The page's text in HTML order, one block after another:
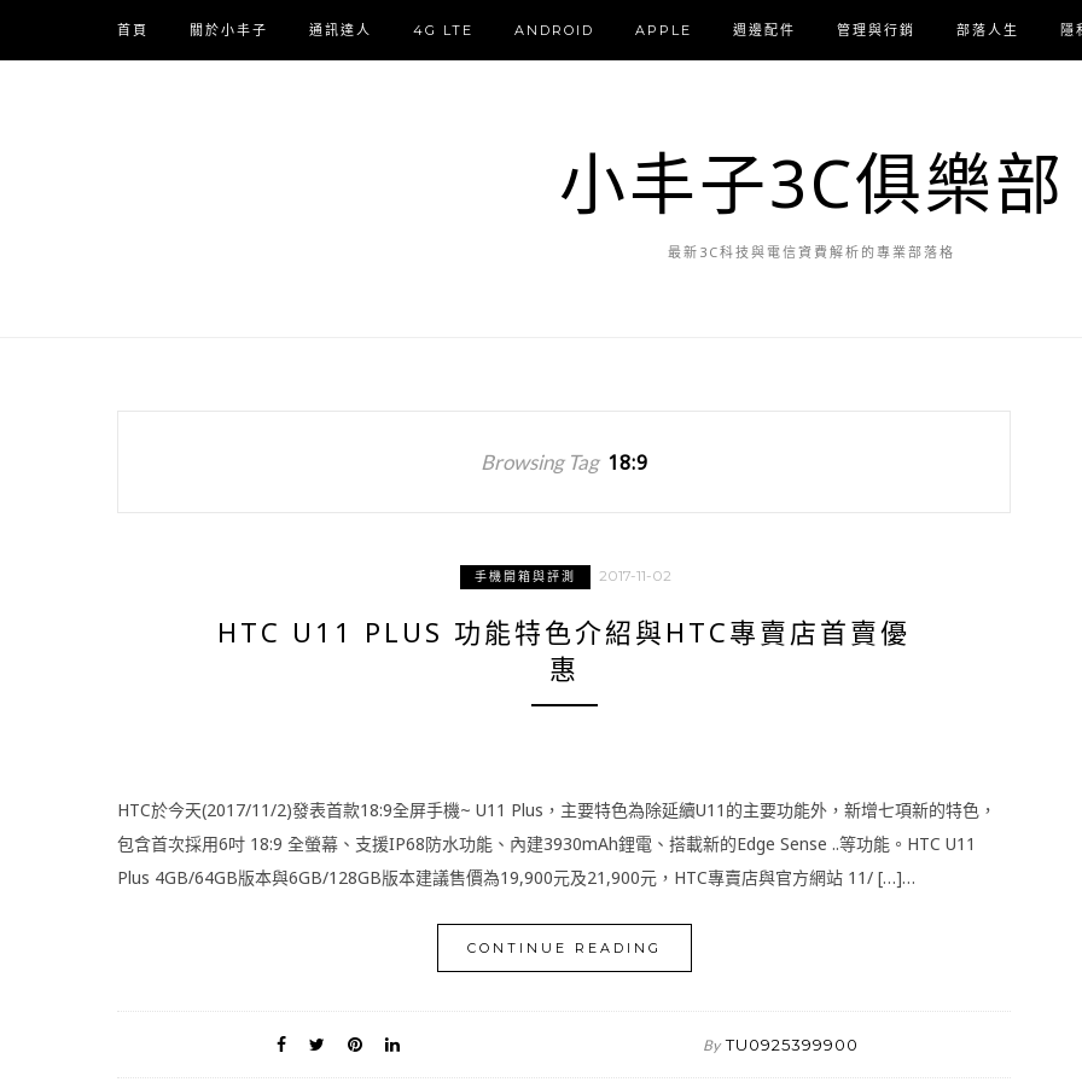
首頁 關於小丰子 通訊達人 4G LTE ANDROID APPLE 週邊配件 管理與行銷 部落人生 隱
小丰子3C俱樂部
最新3C科技與電信資費解析的專業部落格
Browsing Tag 18:9
手機開箱與評測 2017-11-02
HTC U11 PLUS 功能特色介紹與HTC專賣店首賣優
惠
HTC於今天(2017/11/2)發表首款18:9全屏手機~ U11 Plus，主要特色為除延續U11的主要功能外，新增七項新的特色，
包含首次採用6吋 18:9 全螢幕、支援IP68防水功能、內建3930mAh鋰電、搭載新的Edge Sense ..等功能。HTC U11
Plus 4GB/64GB版本與6GB/128GB版本建議售價為19,900元及21,900元，HTC專賣店與官方網站 11/ […]…
CONTINUE READING
By TU0925399900